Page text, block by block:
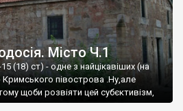
Місто Ч.1
(18) ст) - одне з найцікавіших (на
півострова .Ну,але
щоби розвіяти цей субєктивізм,